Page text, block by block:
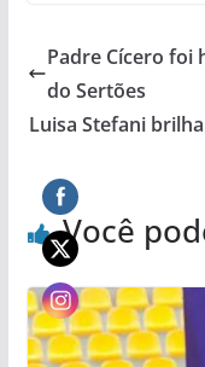
Padre Cícero foi
do Sertões
Luisa Stefani
Você